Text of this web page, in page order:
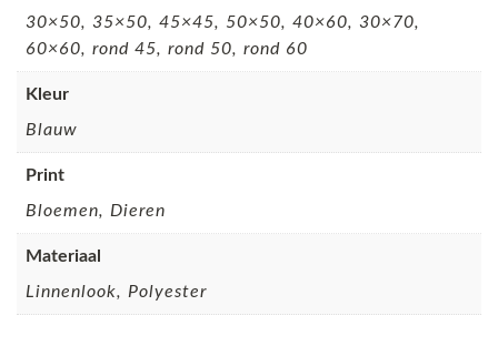
30×50, 35×50, 45×45, 50×50, 40×60, 30×70,
60×60, rond 45, rond 50, rond 60
Kleur
Blauw
Print
Bloemen, Dieren
Materiaal
Linnenlook, Polyester